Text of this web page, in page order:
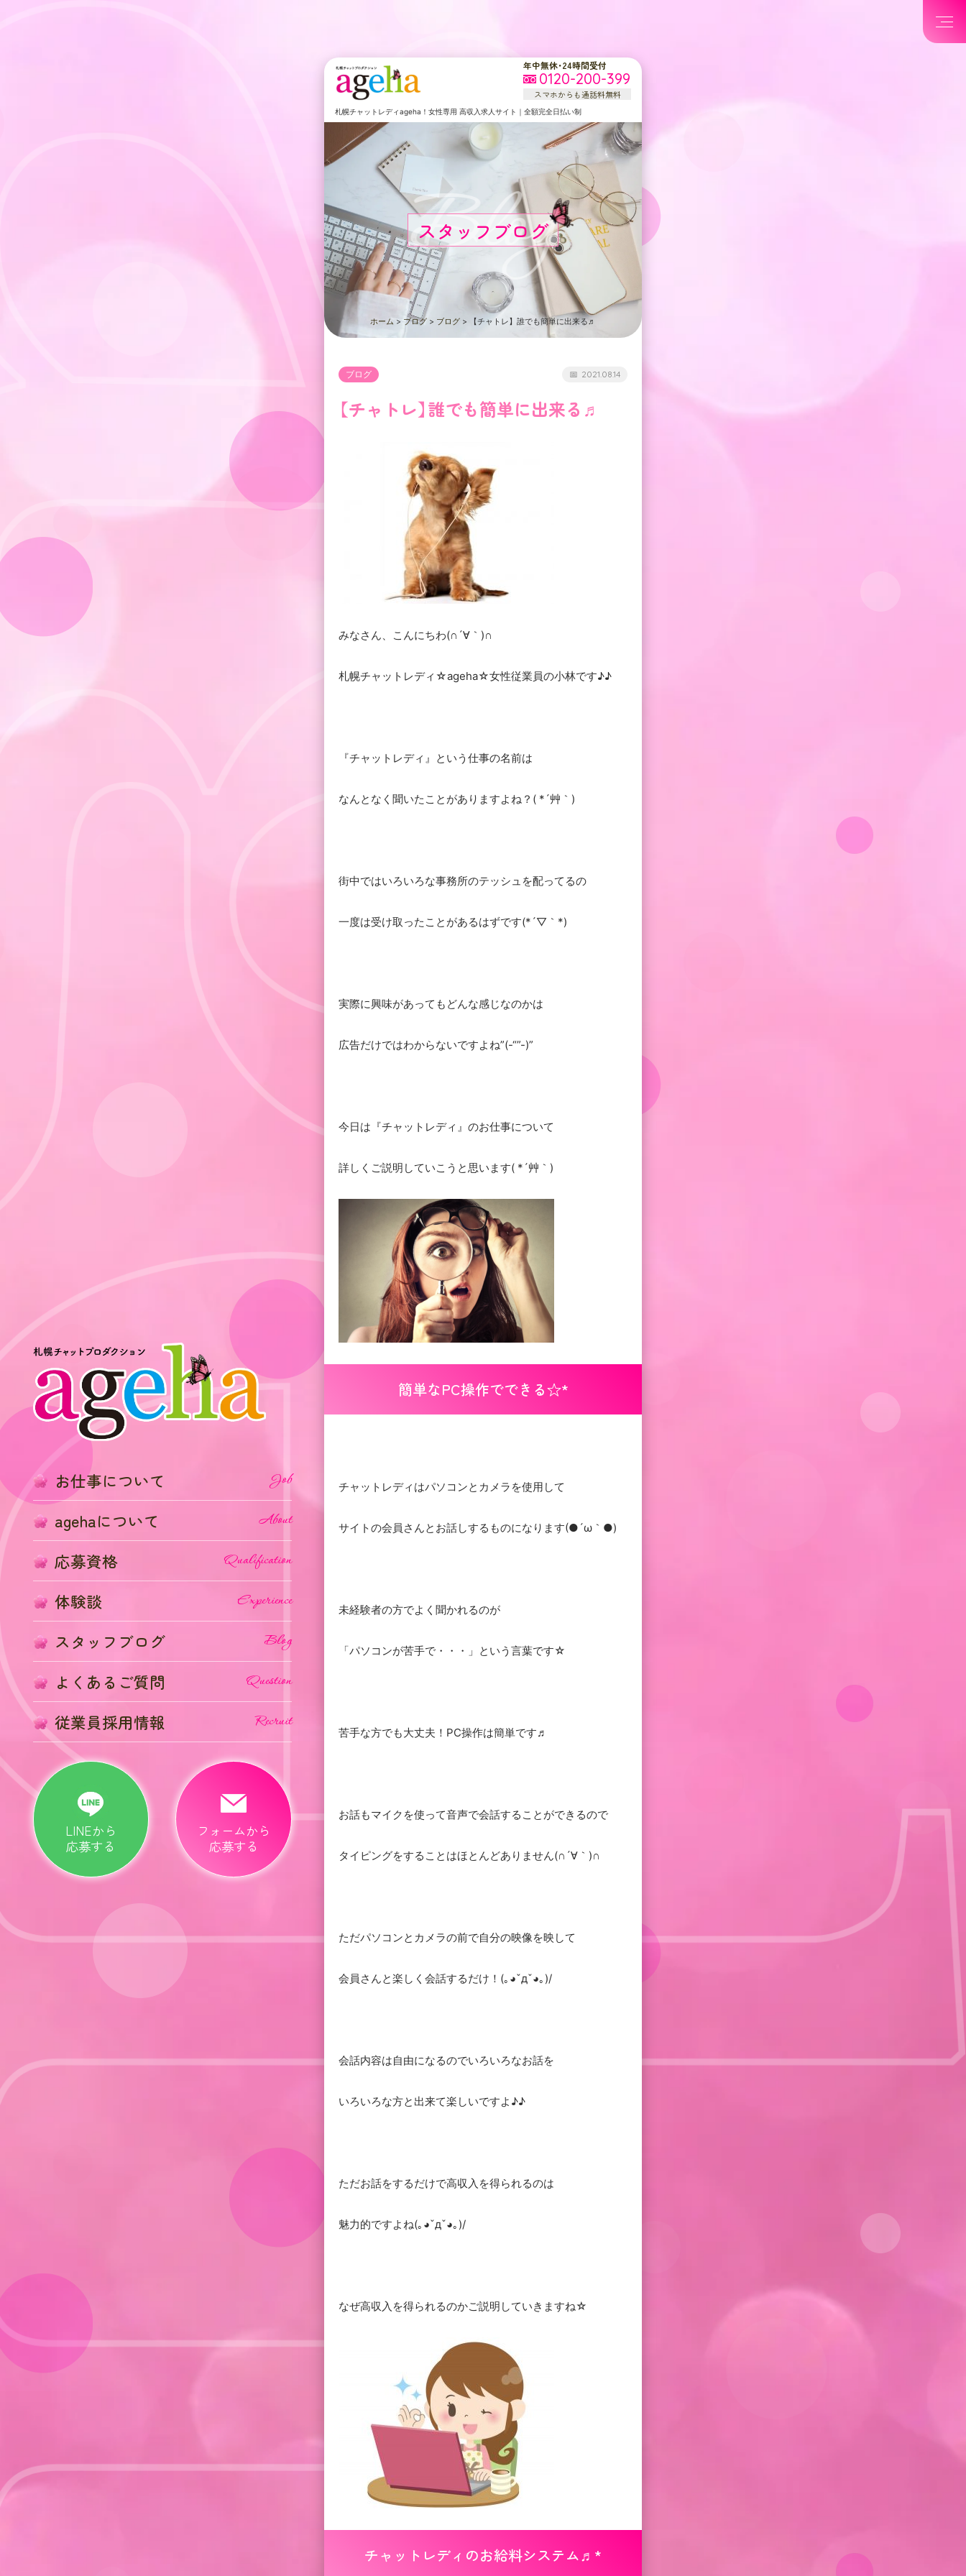
お仕事について Job
agehaについて About
応募資格 Qualification
体験談 Experience
スタッフブログ Blog
よくあるご質問 Question
従業員採用情報 Recruit
LINEから
応募する
フォームから
応募する
年中無休・24時間受付
0120-200-399
スマホからも通話料無料
札幌チャットレディageha！女性専用 高収入求人サイト ｜ 全額完全日払い制
スタッフブログ
Blog
ホーム > ブログ > ブログ > 【チャトレ】誰でも簡単に出来る♬
ブログ 2021.08.14
【チャトレ】誰でも簡単に出来る♬
みなさん、こんにちわ(∩´∀｀)∩
札幌チャットレディ☆ageha☆女性従業員の小林です♪♪
『チャットレディ』という仕事の名前は
なんとなく聞いたことがありますよね？( *´艸｀)
街中ではいろいろな事務所のテッシュを配ってるの
一度は受け取ったことがあるはずです(*´▽｀*)
実際に興味があってもどんな感じなのかは
広告だけではわからないですよね”(-“”-)”
今日は『チャットレディ』のお仕事について
詳しくご説明していこうと思います( *´艸｀)
簡単なPC操作でできる☆*
チャットレディはパソコンとカメラを使用して
サイトの会員さんとお話しするものになります(●´ω｀●)
未経験者の方でよく聞かれるのが
「パソコンが苦手で・・・」という言葉です☆
苦手な方でも大丈夫！PC操作は簡単です♬
お話もマイクを使って音声で会話することができるので
タイピングをすることはほとんどありません(∩´∀｀)∩
ただパソコンとカメラの前で自分の映像を映して
会員さんと楽しく会話するだけ！(｡◕ˇдˇ​◕｡)/
会話内容は自由になるのでいろいろなお話を
いろいろな方と出来て楽しいですよ♪♪
ただお話をするだけで高収入を得られるのは
魅力的ですよね(｡◕ˇдˇ​◕｡)/
なぜ高収入を得られるのかご説明していきますね☆
チャットレディのお給料システム♬*